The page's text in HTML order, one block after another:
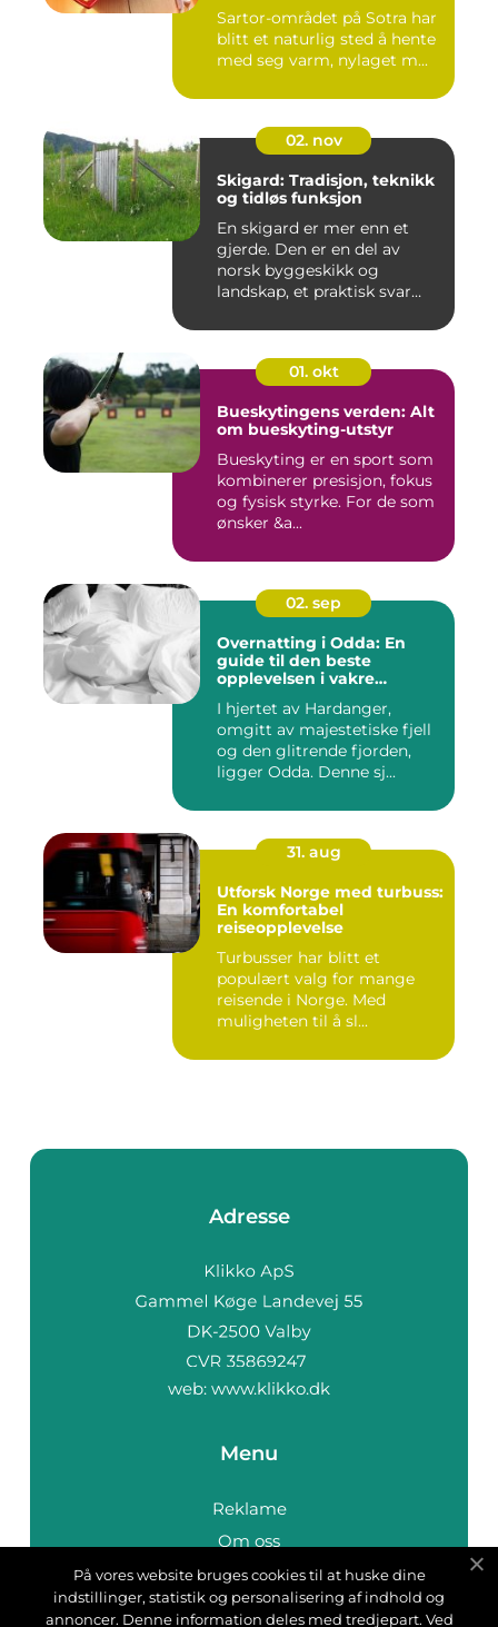
Sartor-området på Sotra har
blitt et naturlig sted å hente
med seg varm, nylaget m...
02. nov
Skigard: Tradisjon, teknikk
og tidløs funksjon
En skigard er mer enn et
gjerde. Den er en del av
norsk byggeskikk og
landskap, et praktisk svar
01. okt
Bueskytingens verden: Alt
om bueskyting-utstyr
Bueskyting er en sport som
kombinerer presisjon, fokus
og fysisk styrke. For de som
ønsker &a...
02. sep
Overnatting i Odda: En
guide til den beste
opplevelsen i vakre
I hjertet av Hardanger,
omgitt av majestetiske fjell
og den glitrende fjorden,
ligger Odda. Denne sj...
31. aug
Utforsk Norge med turbuss:
En komfortabel
reiseopplevelse
Turbusser har blitt et
populært valg for mange
reisende i Norge. Med
muligheten til å sl...
Adresse
web: www.klikko.dk
Menu
Reklame
Om oss
Cookies
Kontakt Oss
På vores website bruges cookies til at huske dine
indstillinger, statistik og personalisering af indhold og
annoncer. Denne information deles med tredjepart. Ved